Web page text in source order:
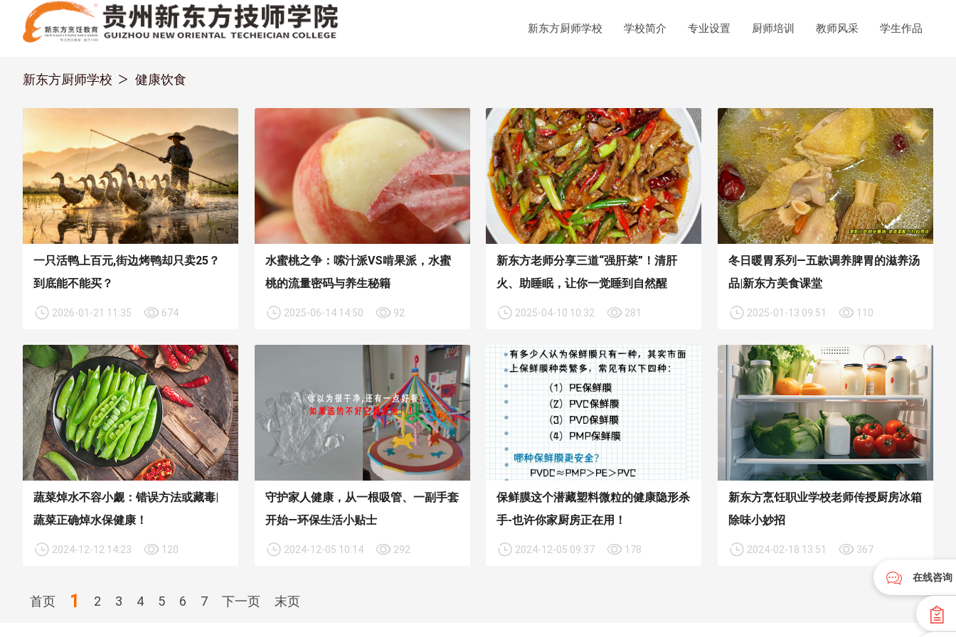
新东方厨师学校 学校简介 专业设置 厨师培训 教师风采 学生作品
新东方厨师学校 健康饮食
一只活鸭上百元,街边烤鸭却只卖25？
到底能不能买？
2026-01-21 11:35 674
水蜜桃之争：嗦汁派VS啃果派，水蜜
桃的流量密码与养生秘籍
2025-06-14 14:50 92
新东方老师分享三道“强肝菜”！清肝
火、助睡眠，让你一觉睡到自然醒
2025-04-10 10:32 281
冬日暖胃系列—五款调养脾胃的滋养汤
品|新东方美食课堂
2025-01-13 09:51 110
蔬菜焯水不容小觑：错误方法或藏毒|
蔬菜正确焯水保健康！
2024-12-12 14:23 120
守护家人健康，从一根吸管、一副手套
开始—环保生活小贴士
2024-12-05 10:14 292
保鲜膜这个潜藏塑料微粒的健康隐形杀
手-也许你家厨房正在用！
2024-12-05 09:37 178
新东方烹饪职业学校老师传授厨房冰箱
除味小妙招
2024-02-18 13:51 367
首页 1 2 3 4 5 6 7 下一页 末页
在线咨询